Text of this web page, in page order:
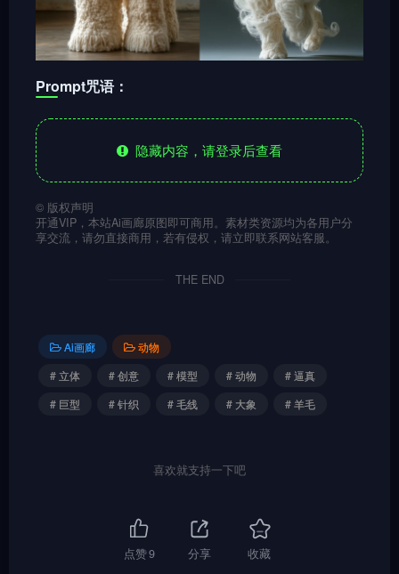
Prompt咒语：
隐藏内容，请登录后查看
© 版权声明
开通VIP，本站Ai画廊原图即可商用。素材类资源均为各用户分
享交流，请勿直接商用，若有侵权，请立即联系网站客服。
THE END
Ai画廊
动物
# 立体
# 创意 # 模型 # 动物
# 逼真
# 巨型
# 针织 # 毛线 # 大象 # 羊毛
喜欢就支持一下吧
点赞9 分享 收藏